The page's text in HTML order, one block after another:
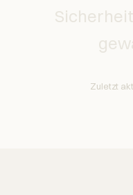
Zuletzt